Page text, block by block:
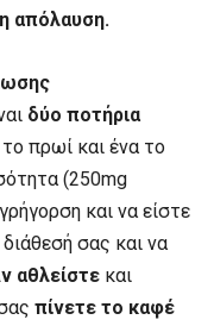
απόλαυση.
δύο ποτήρια
πρωί και ένα το
(250mg
και να είστε
σας και να
αθλείστε και
πίνετε το καφέ